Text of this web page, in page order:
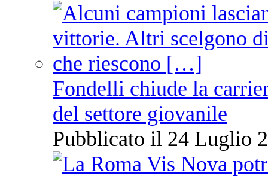
Fondelli chiude la
del settore giovanile
Pubblicato il 24 Luglio